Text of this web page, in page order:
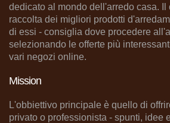
dedicato al mondo dell'arredo casa. Il
raccolta dei migliori prodotti
di essi - consiglia dove procedere
selezionando le offerte più
vari negozi online.
Mission
L'obbiettivo principale è quello di
privato o professionista - spunti, idee